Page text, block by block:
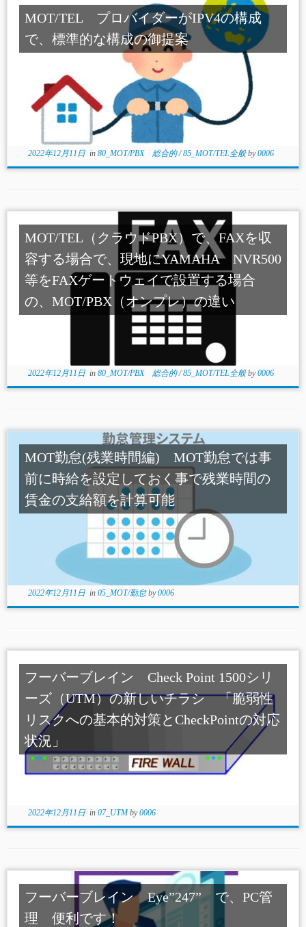
MOT/TEL プロバイダーがIPV4の構成
で、標準的な構成の御提案
2022年12月11日in 80_MOT/PBX 総合的/85_MOT/TEL全般by0006
MOT/TEL（クラウドPBX）で、FAXを収
容する場合で、現地にYAMAHA NVR500
等をFAXゲートウェイで設置する場合
の、MOT/PBX（オンプレ）の違い
2022年12月11日in 80_MOT/PBX 総合的/85_MOT/TEL全般by0006
MOT勤怠(残業時間編) MOT勤怠では事
前に時給を設定しておく事で残業時間の
賃金の支給額を計算可能
2022年12月11日in 05_MOT/勤怠by0006
フーバーブレイン Check Point 1500シリ
ーズ（UTM）の新しいチラシ 「脆弱性
リスクへの基本的対策とCheckPointの対応
状況」
2022年12月11日in 07_UTMby0006
フーバーブレイン Eye”247” で、PC管
理 便利です！